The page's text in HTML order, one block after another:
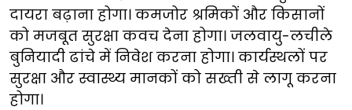
दायरा बढ़ाना होगा। कमजोर श्रमिकों और किसानों
को मजबूत सुरक्षा कवच देना होगा। जलवायु-लचीले
बुनियादी ढांचे में निवेश करना होगा। कार्यस्थलों पर
सुरक्षा और स्वास्थ्य मानकों को सख्ती से लागू करना
होगा।